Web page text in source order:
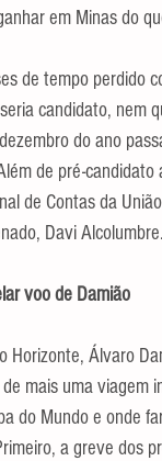
em Minas do
de tempo perdido
candidato, nem
do ano
de pré-
de Contas da
Davi Alcolumbre.
voo de Damião
Horizonte, Álvaro
mais uma viagem
do Mundo e onde
a greve dos